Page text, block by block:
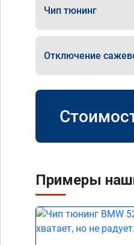
Чип тюнинг
Отключение
Примеры